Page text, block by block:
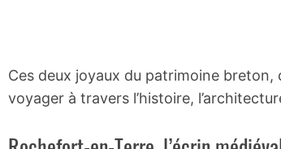
Ces deux joyaux du patrimoine breton,
voyager à travers l’histoire,